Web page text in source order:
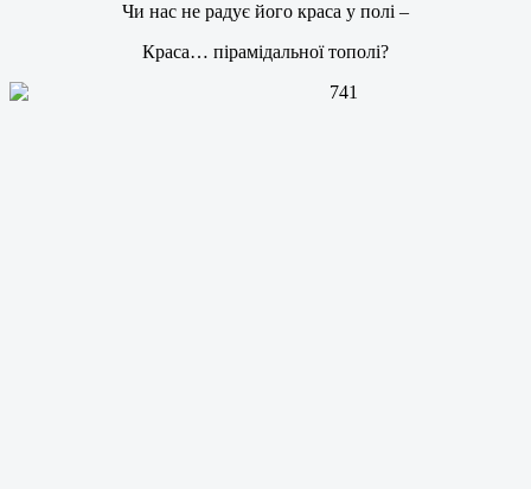
Чи нас не радує його краса у полі –
Краса… пірамідальної тополі?